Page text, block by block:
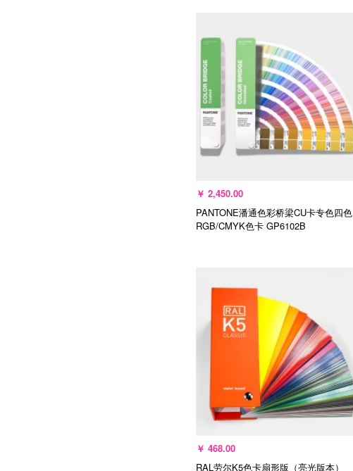
加入购物车
￥ 2,450.00
PANTONE潘通色彩桥梁CU卡专色四色
RGB/CMYK色卡 GP6102B
加入购物车
￥ 468.00
RAL劳尔K5色卡扇形版（亮光版本）